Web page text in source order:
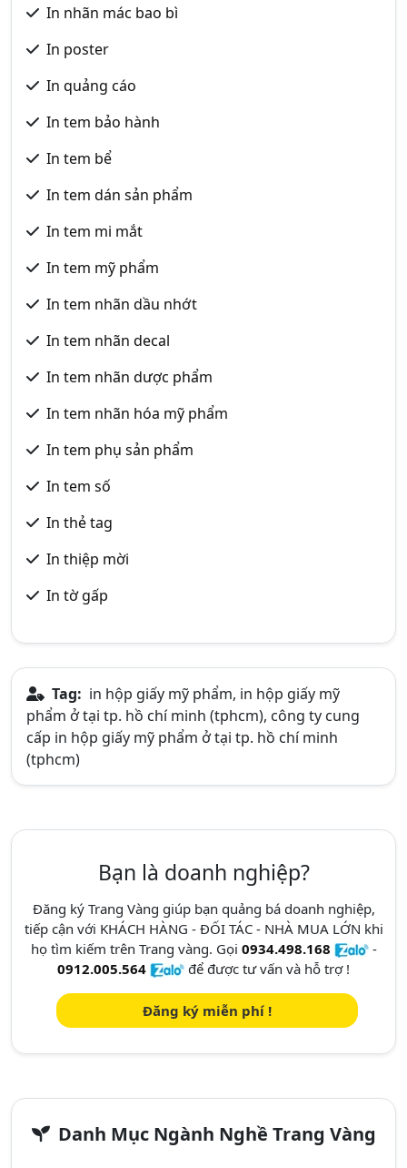
In nhãn mác bao bì
In poster
In quảng cáo
In tem bảo hành
In tem bể
In tem dán sản phẩm
In tem mi mắt
In tem mỹ phẩm
In tem nhãn dầu nhớt
In tem nhãn decal
In tem nhãn dược phẩm
In tem nhãn hóa mỹ phẩm
In tem phụ sản phẩm
In tem số
In thẻ tag
In thiệp mời
In tờ gấp
Tag: in hộp giấy mỹ phẩm, in hộp giấy mỹ
phẩm ở tại tp. hồ chí minh (tphcm), công ty cung
cấp in hộp giấy mỹ phẩm ở tại tp. hồ chí minh
(tphcm)
Bạn là doanh nghiệp?
Đăng ký Trang Vàng giúp bạn quảng bá doanh nghiệp,
tiếp cận với KHÁCH HÀNG - ĐỐI TÁC - NHÀ MUA LỚN khi
họ tìm kiếm trên Trang vàng. Gọi 0934.498.168
-
0912.005.564
để được tư vấn và hỗ trợ !
Đăng ký miễn phí !
Danh Mục Ngành Nghề Trang Vàng